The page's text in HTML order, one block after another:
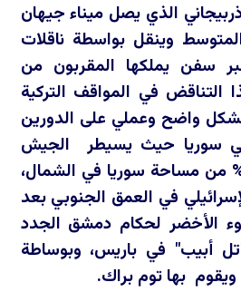
الذي يصل ميناء جيهان
وينقل بواسطة ناقلات
سفن يملكها المقربون من
التناقض في المواقف التركية
واضح وعملي على الدورين
في سوريا حيث يسيطر الجيش
على حوالي10% من مساحة سوريا في الشمال،
في العمق الجنوبي بعد
الأخضر لحكام دمشق الجدد
أبيب" في باريس، وبوساطة
بها توم براك.